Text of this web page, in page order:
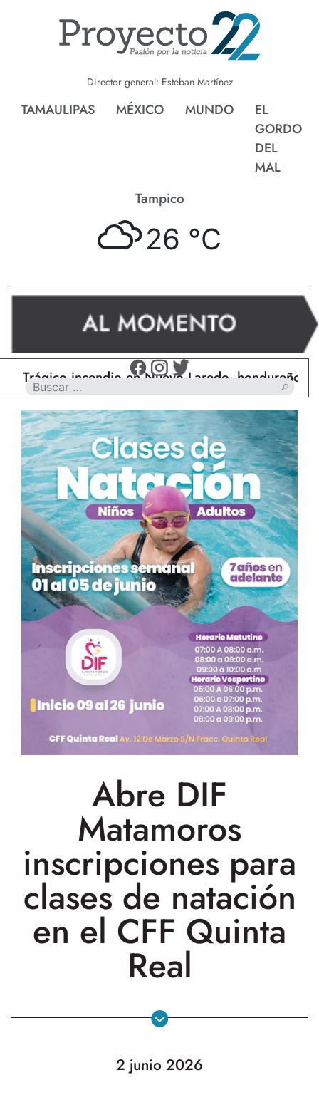
Director general: Esteban Martínez
TAMAULIPAS MÉXICO MUNDO
EL
GORDO
DEL
MAL
Tampico
26 °C
incendio en Nuevo Laredo, hondureño muere
Abre DIF
Matamoros
inscripciones para
clases de natación
en el CFF Quinta
Real
2 junio 2026